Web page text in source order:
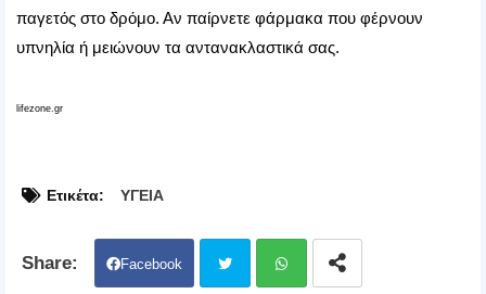
παγετός στο δρόμο. Αν παίρνετε φάρμακα που φέρνουν
υπνηλία ή μειώνουν τα αντανακλαστικά σας.
lifezone.gr
Ετικέτα: ΥΓΕΙΑ
Facebook